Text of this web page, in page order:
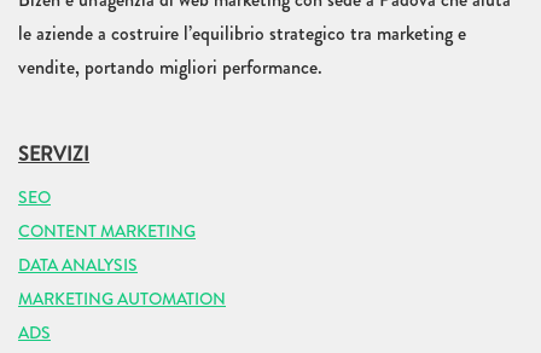
le aziende a costruire l’equilibrio strategico tra marketing e
vendite, portando migliori performance.
SERVIZI
SEO
CONTENT MARKETING
DATA ANALYSIS
MARKETING AUTOMATION
ADS